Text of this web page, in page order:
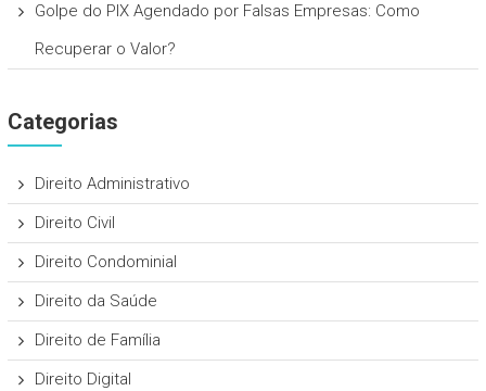
Golpe do PIX Agendado por Falsas Empresas: Como
Recuperar o Valor?
Categorias
Direito Administrativo
Direito Civil
Direito Condominial
Direito da Saúde
Direito de Família
Direito Digital